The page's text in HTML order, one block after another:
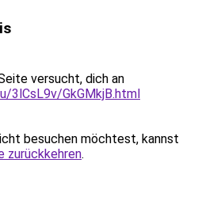
versucht, dich an
3lCsL9v/GkGMkjB.html
besuchen möchtest, kannst
zurückkehren.